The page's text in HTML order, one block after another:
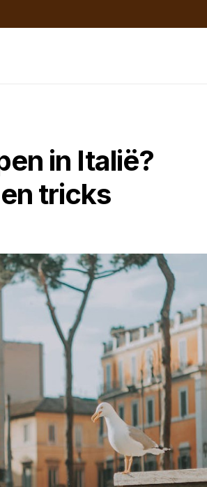
in Italië?
tricks